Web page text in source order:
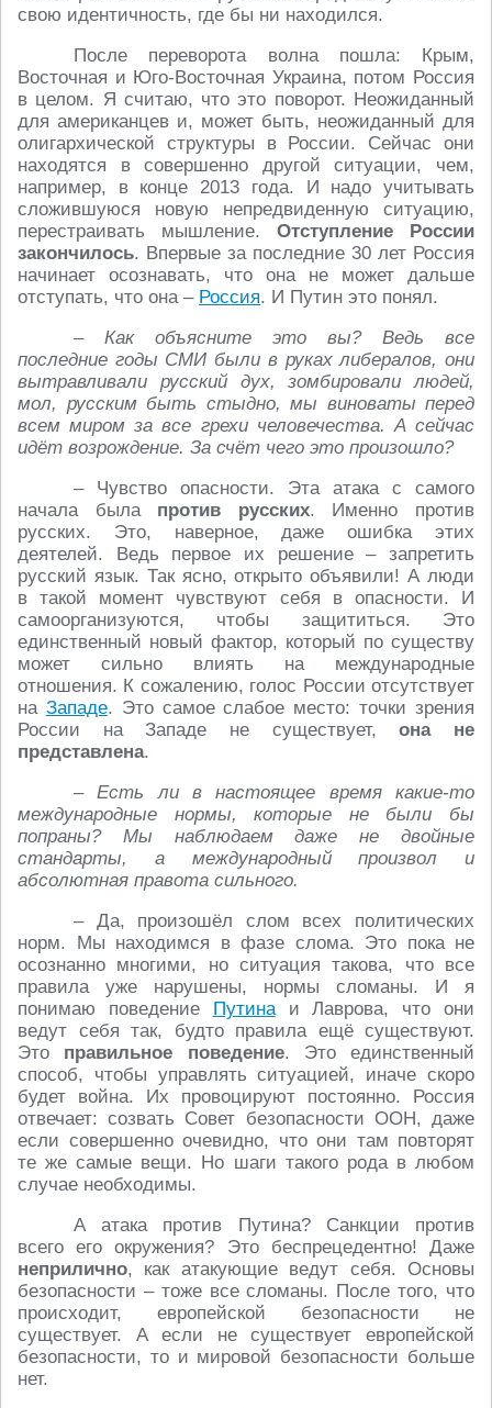
свою идентичность, где бы ни находился.
После переворота волна пошла: Крым,
Восточная и Юго-Восточная Украина, потом Россия
в целом. Я считаю, что это поворот. Неожиданный
для американцев и, может быть, неожиданный для
олигархической структуры в России. Сейчас они
находятся в совершенно другой ситуации, чем,
например, в конце 2013 года. И надо учитывать
сложившуюся новую непредвиденную ситуацию,
перестраивать мышление. Отступление России
закончилось. Впервые за последние 30 лет Россия
начинает осознавать, что она не может дальше
отступать, что она – Россия. И Путин это понял.
– Как объясните это вы? Ведь все
последние годы СМИ были в руках либералов, они
вытравливали русский дух, зомбировали людей,
мол, русским быть стыдно, мы виноваты перед
всем миром за все грехи человечества. А сейчас
идёт возрождение. За счёт чего это произошло?
– Чувство опасности. Эта атака с самого
начала была против русских. Именно против
русских. Это, наверное, даже ошибка этих
деятелей. Ведь первое их решение – запретить
русский язык. Так ясно, открыто объявили! А люди
в такой момент чувствуют себя в опасности. И
самоорганизуются, чтобы защититься. Это
единственный новый фактор, который по существу
может сильно влиять на международные
отношения. К сожалению, голос России отсутствует
на Западе. Это самое слабое место: точки зрения
России на Западе не существует,она не
представлена.
– Есть ли в настоящее время какие-то
международные нормы, которые не были бы
попраны? Мы наблюдаем даже не двойные
стандарты, а международный произвол и
абсолютная правота сильного.
– Да, произошёл слом всех политических
норм. Мы находимся в фазе слома. Это пока не
осознанно многими, но ситуация такова, что все
правила уже нарушены, нормы сломаны. И я
понимаю поведение Путинаи Лаврова, что они
ведут себя так, будто правила ещё существуют.
Это правильное поведение. Это единственный
способ, чтобы управлять ситуацией, иначе скоро
будет война. Их провоцируют постоянно. Россия
отвечает: созвать Совет безопасности ООН, даже
если совершенно очевидно, что они там повторят
те же самые вещи. Но шаги такого рода в любом
случае необходимы.
А атака против Путина? Санкции против
всего его окружения? Это беспрецедентно! Даже
неприлично, как атакующие ведут себя. Основы
безопасности – тоже все сломаны. После того, что
происходит, европейской безопасности не
существует. А если не существует европейской
безопасности, то и мировой безопасности больше
нет.